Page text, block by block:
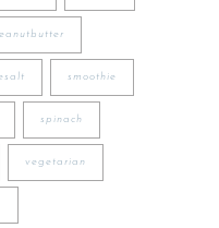
smoothie
spinach
vegetarian